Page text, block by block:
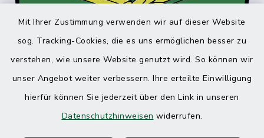
Mit Ihrer Zustimmung verwenden wir auf dieser Website
sog. Tracking-Cookies, die es uns ermöglichen besser zu
verstehen, wie unsere Website genutzt wird. So können wir
unser Angebot weiter verbessern. Ihre erteilte Einwilligung
hierfür können Sie jederzeit über den Link in unseren
Datenschutzhinweisen widerrufen.